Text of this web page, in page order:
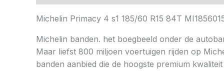
Michelin Primacy 4 s1 185/60 R15 84T
Michelin banden. het boegbeeld onder de
Maar liefst 800 miljoen voertuigen rijden op
banden aanbied die de hoogste premium